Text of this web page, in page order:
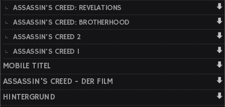
ASSASSIN'S CREED: REVELATIONS
ASSASSIN'S CREED: BROTHERHOOD
ASSASSIN'S CREED 2
ASSASSIN'S CREED 1
MOBILE TITEL
ASSASSIN'S CREED - DER FILM
HINTERGRUND